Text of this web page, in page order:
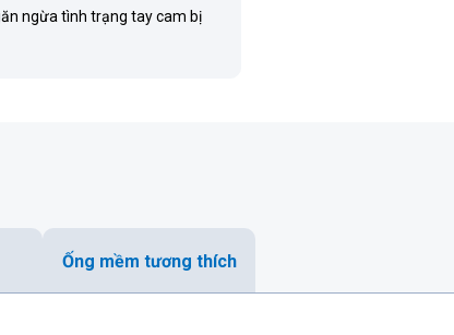
ngừa tình trạng tay cam bị
Ống mềm tương thích